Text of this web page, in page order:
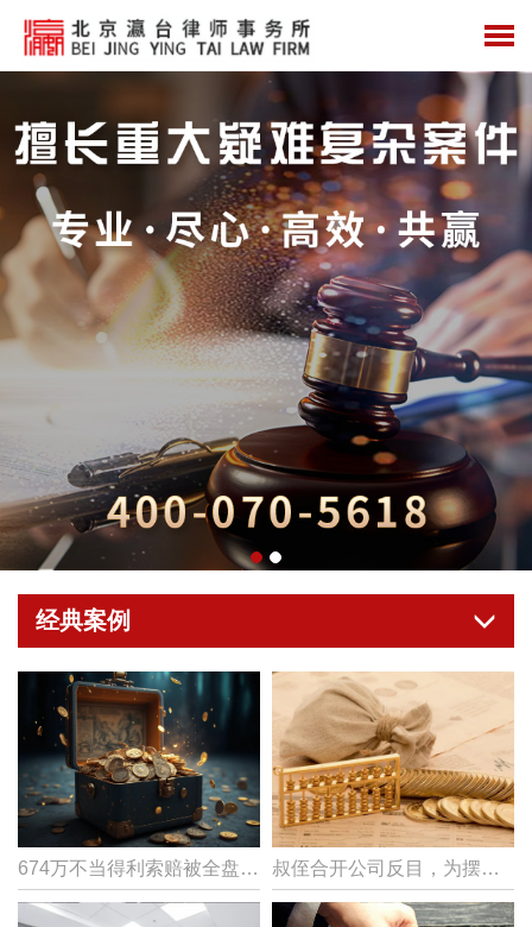
经典案例
674万不当得利索赔被全盘驳回！瀛台律师精准破局，股权投资代持纠纷完胜 叔侄合开公司反目，为摆脱经营管理纠纷，王正阳律师代理公司强制解散纠纷案，法院：准予解散​